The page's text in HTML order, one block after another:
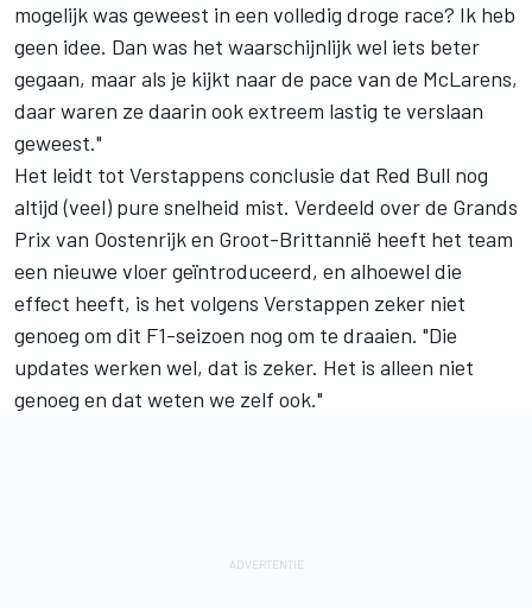
mogelijk was geweest in een volledig droge race? Ik heb
geen idee. Dan was het waarschijnlijk wel iets beter
gegaan, maar als je kijkt naar de pace van de McLarens,
daar waren ze daarin ook extreem lastig te verslaan
geweest."
Het leidt tot Verstappens conclusie dat Red Bull nog
altijd (veel) pure snelheid mist. Verdeeld over de Grands
Prix van Oostenrijk en Groot-Brittannië heeft het team
een nieuwe vloer geïntroduceerd, en alhoewel die
effect heeft, is het volgens Verstappen zeker niet
genoeg om dit F1-seizoen nog om te draaien. "Die
updates werken wel, dat is zeker. Het is alleen niet
genoeg en dat weten we zelf ook."